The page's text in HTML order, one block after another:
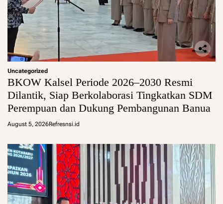
Uncategorized
BKOW Kalsel Periode 2026–2030 Resmi
Dilantik, Siap Berkolaborasi Tingkatkan SDM
Perempuan dan Dukung Pembangunan Banua
August 5, 2026Refresnsi.id